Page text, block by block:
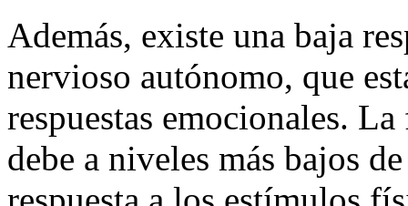
Además, existe una baja
nervioso autónomo, que
respuestas emocionales.
debe a niveles más bajos